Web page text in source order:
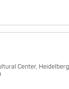
Center, Heidelberg